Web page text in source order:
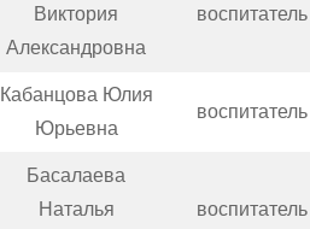
Виктория
Александровна
воспитатель
Кабанцова Юлия
Юрьевна
воспитатель
Басалаева
Наталья
воспитатель